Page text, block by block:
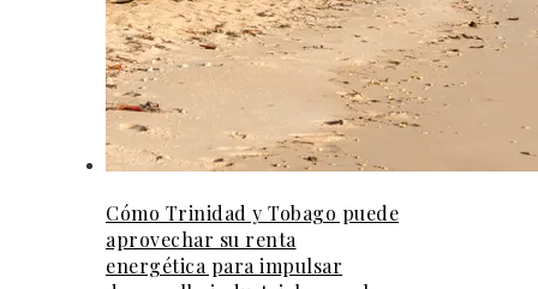
Cómo Trinidad y Tobago puede
aprovechar su renta
energética para impulsar